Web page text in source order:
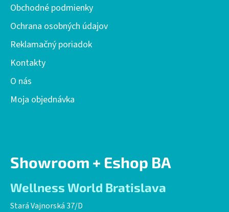
Obchodné podmienky
Ochrana osobných údajov
Reklamačný poriadok
Kontakty
O nás
Moja objednávka
Showroom + Eshop BA
Wellness World Bratislava
Stará Vajnorská 37/D